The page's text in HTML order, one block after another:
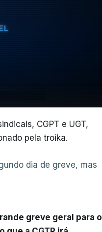
CGPT e UGT,
pela troika.
dia de greve, mas
greve geral para o